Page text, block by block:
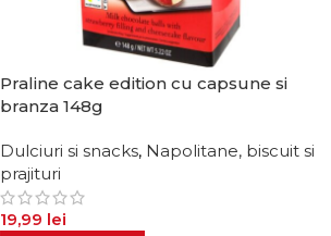
Praline cake edition cu capsune si
branza 148g
Dulciuri si snacks, Napolitane, biscuit si
prajituri
19,99 lei